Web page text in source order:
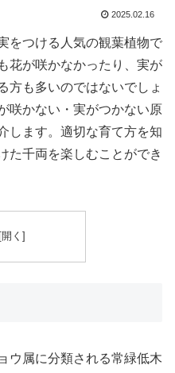
2025.02.16
をつける人気の観葉植物で
花が咲かなかったり、実が
方も多いのではないでしょ
咲かない・実がつかない原
します。適切な育て方を知
た千両を楽しむことができ
ウ属に分類される常緑低木